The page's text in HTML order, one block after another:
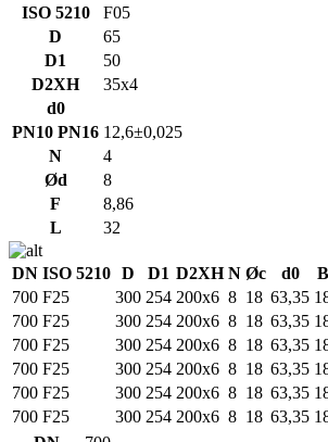
ISO 5210
F05
D
65
D1
50
D2XH
35х4
d0
PN10 PN16 12,6±0,025
N
4
Ød
8
F
8,86
L
32
DN ISO 5210 D D1 D2XH N Øc d0 B
700 F25 300 254 200x6 8 18 63,35
700 F25 300 254 200x6 8 18 63,35
700 F25 300 254 200x6 8 18 63,35
700 F25 300 254 200x6 8 18 63,35
700 F25 300 254 200x6 8 18 63,35
700 F25 300 254 200x6 8 18 63,35